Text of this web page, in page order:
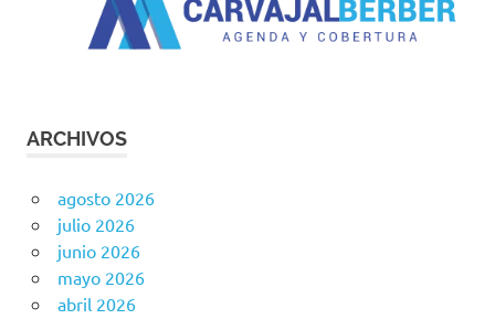
ARCHIVOS
agosto 2026
julio 2026
junio 2026
mayo 2026
abril 2026